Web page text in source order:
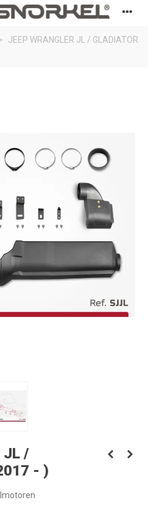
JEEP WRANGLER JL / GLADIATOR
JL /
- )